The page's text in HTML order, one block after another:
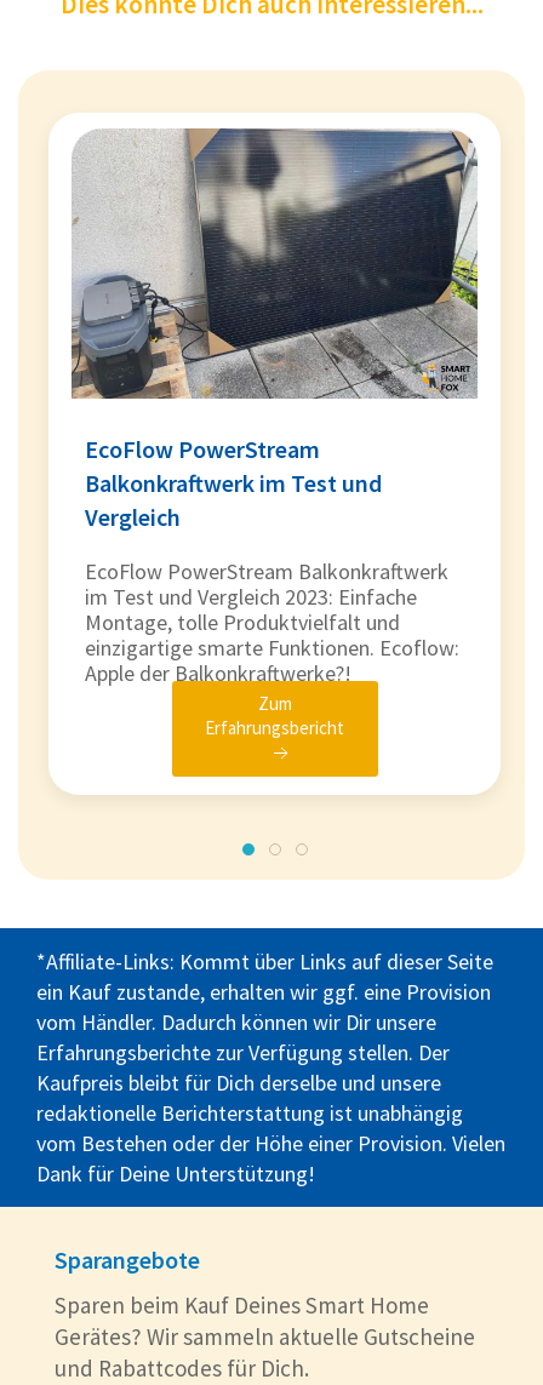
EcoFlow PowerStream
Balkonkraftwerk im Test und
Vergleich
EcoFlow PowerStream Balkonkraftwerk
im Test und Vergleich 2023: Einfache
Montage, tolle Produktvielfalt und
einzigartige smarte Funktionen. Ecoflow:
Apple der Balkonkraftwerke?!
Zum
Erfahrungsbericht
*Affiliate-Links: Kommt über Links auf dieser Seite
ein Kauf zustande, erhalten wir ggf. eine Provision
vom Händler. Dadurch können wir Dir unsere
Erfahrungsberichte zur Verfügung stellen. Der
Kaufpreis bleibt für Dich derselbe und unsere
redaktionelle Berichterstattung ist unabhängig
vom Bestehen oder der Höhe einer Provision. Vielen
Dank für Deine Unterstützung!
Sparangebote
Sparen beim Kauf Deines Smart Home
Gerätes? Wir sammeln aktuelle Gutscheine
und Rabattcodes für Dich.